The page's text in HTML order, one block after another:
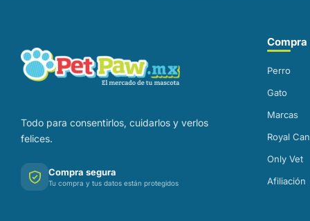
Todo para consentirlos, cuidarlos y verlos
felices.
Compra segura
Tu compra y tus datos están protegidos
Perro
Gato
Marcas
Royal
Only Vet
Afiliación